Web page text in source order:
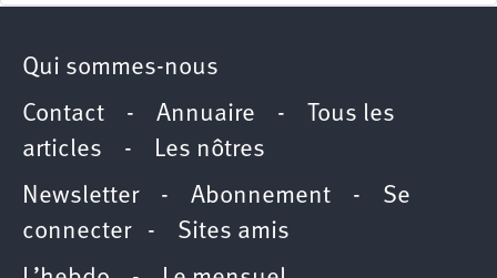
Qui sommes-nous
Contact - Annuaire -
Tous les
articles - Les nôtres
Newsletter- Abonnement - Se
connecter- Sites amis